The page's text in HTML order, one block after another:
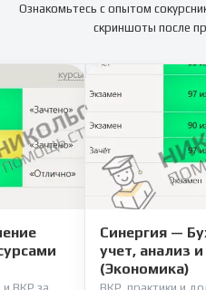
Ознакомьтесь с опытом
скриншоты после
Синергия —
учет, анализ
(Экономика)